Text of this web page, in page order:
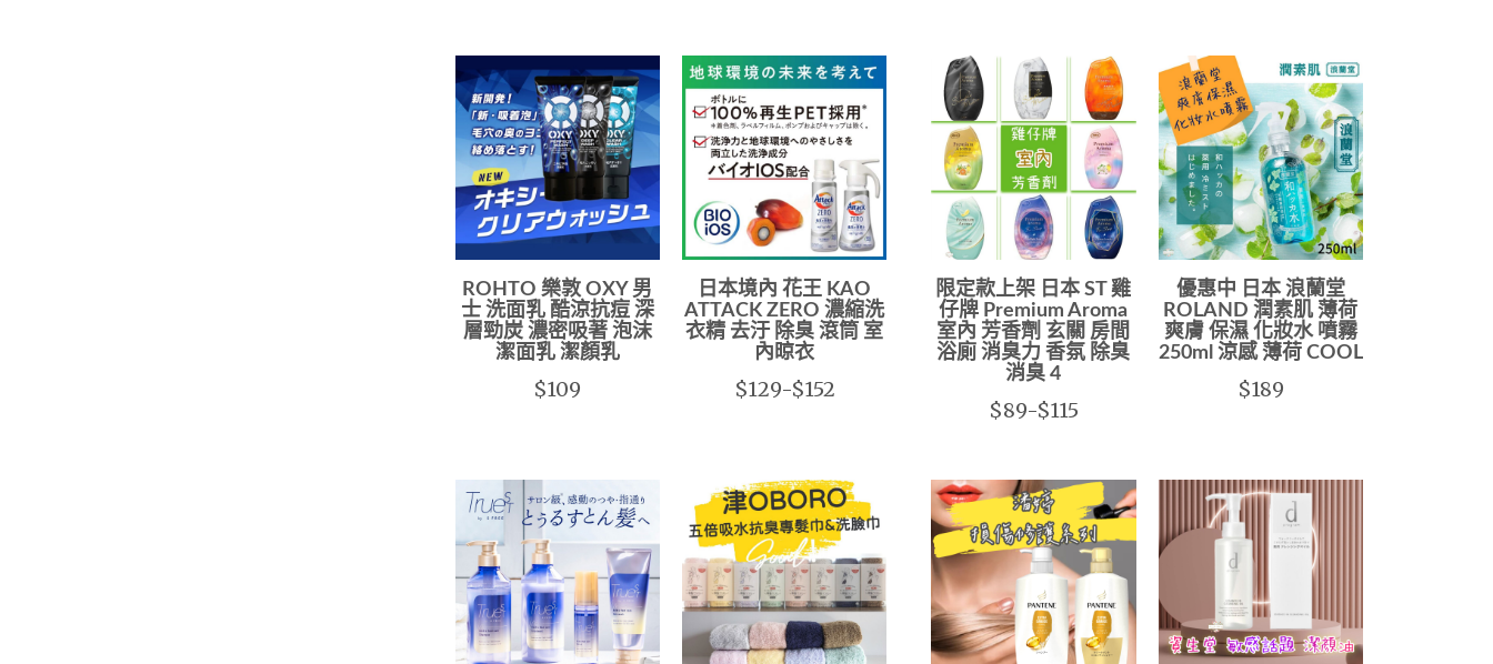
ROHTO 樂敦 OXY 男
士 洗面乳 酷涼抗痘 深
層勁炭 濃密吸著 泡沫
潔面乳 潔顏乳
$109
日本境內 花王 KAO
ATTACK ZERO 濃縮洗
衣精 去汙 除臭 滾筒 室
內晾衣
$129-$152
限定款上架 日本 ST 雞
仔牌 Premium Aroma
室內 芳香劑 玄關 房間
浴廁 消臭力 香氛 除臭
消臭 4
$89-$115
優惠中 日本 浪蘭堂
ROLAND 潤素肌 薄荷
爽膚 保濕 化妝水 噴霧
250ml 涼感 薄荷 COOL
$189